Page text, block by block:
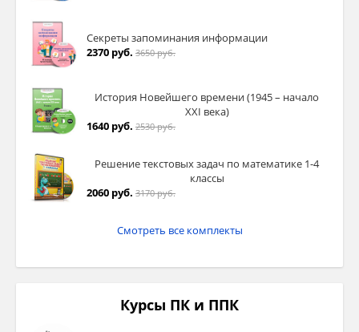
Секреты запоминания информации
2370 руб. 3650 руб.
История Новейшего времени (1945 – начало
XXI века)
1640 руб. 2530 руб.
Решение текстовых задач по математике 1-4
классы
2060 руб. 3170 руб.
Смотреть все комплекты
Курсы ПК и ППК